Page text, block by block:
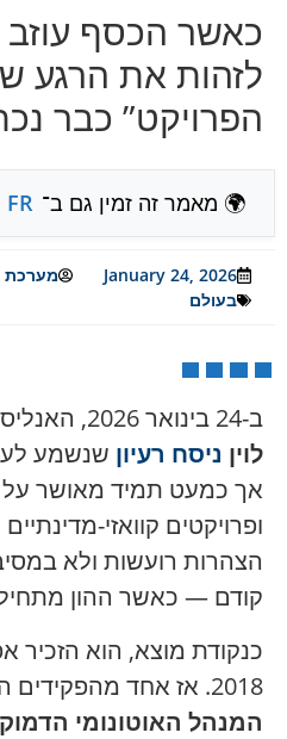
כאשר הכסף עוזב
לזהות את הרגע
הפרויקט” כבר
🌍 מאמר זה זמין גם ב־ FR
January 24, 2026 מערכת NAnews
בעולם
ב-24 בינואר 2026, האנליסט הצבאי הישראלי
לוין ניסח רעיון שנשמע
אך כמעט תמיד מאושר על
ופרויקטים קוואזי-
הצהרות רועשות ולא
קודם — כאשר ההון
2018. אז אחד מהפקידים הכלכליים המרכזיים של
המנהל האוטונומי